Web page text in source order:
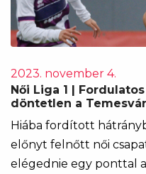
2023. november 4.
Női Liga 1 |
döntetlen a
Hiába fordított
előnyt felnőtt női
elégednie egy ponttal